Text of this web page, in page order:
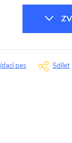
pes Sdílet